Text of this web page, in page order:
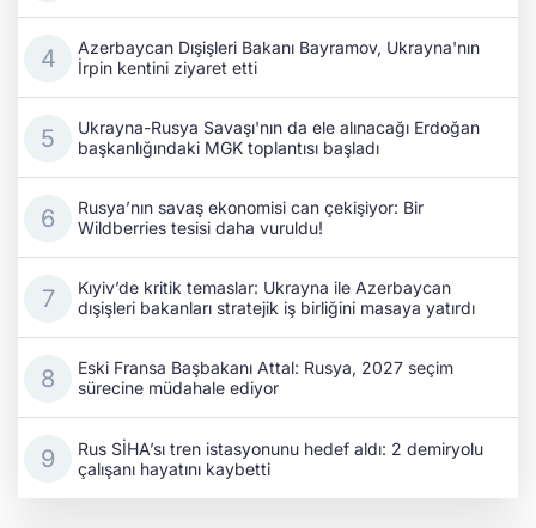
Azerbaycan Dışişleri Bakanı Bayramov, Ukrayna'nın
İrpin kentini ziyaret etti
Ukrayna-Rusya Savaşı'nın da ele alınacağı Erdoğan
başkanlığındaki MGK toplantısı başladı
Rusya’nın savaş ekonomisi can çekişiyor: Bir
Wildberries tesisi daha vuruldu!
Kıyiv’de kritik temaslar: Ukrayna ile Azerbaycan
dışişleri bakanları stratejik iş birliğini masaya yatırdı
Eski Fransa Başbakanı Attal: Rusya, 2027 seçim
sürecine müdahale ediyor
Rus SİHA’sı tren istasyonunu hedef aldı: 2 demiryolu
çalışanı hayatını kaybetti